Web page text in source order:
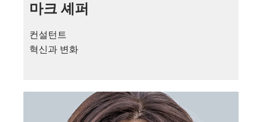
마크 셰퍼
컨설턴트
혁신과 변화